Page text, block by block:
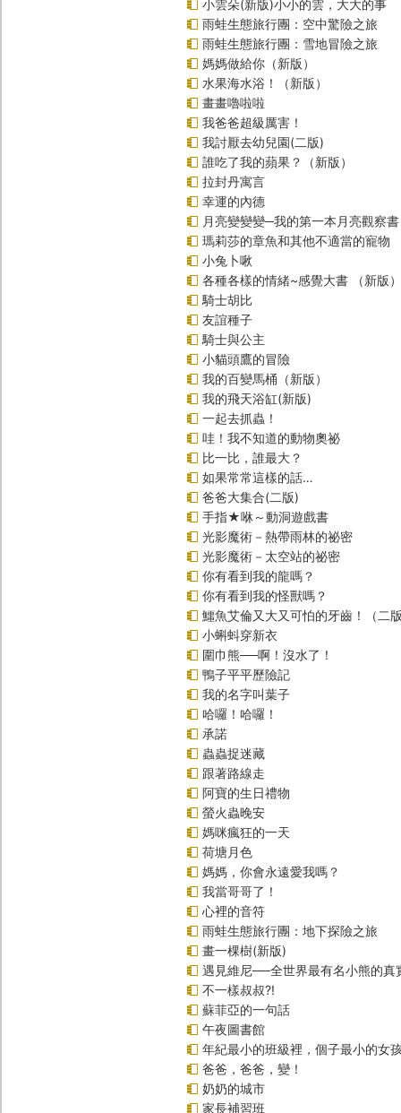
小雲朵(新版)小小的雲，大大的事
雨蛙生態旅行團：空中驚險之旅
雨蛙生態旅行團：雪地冒險之旅
媽媽做給你（新版）
水果海水浴！（新版）
畫畫嚕啦啦
我爸爸超級厲害！
我討厭去幼兒園(二版)
誰吃了我的蘋果？（新版）
拉封丹寓言
幸運的內德
月亮變變變─我的第一本月亮觀察書
瑪莉莎的章魚和其他不適當的寵物
小兔卜啾
各種各樣的情緒~感覺大書 （新版）
騎士胡比
友誼種子
騎士與公主
小貓頭鷹的冒險
我的百變馬桶（新版）
我的飛天浴缸(新版)
一起去抓蟲！
哇！我不知道的動物奧祕
比一比，誰最大？
如果常常這樣的話…
爸爸大集合(二版)
手指★咻～動洞遊戲書
光影魔術－熱帶雨林的祕密
光影魔術－太空站的祕密
你有看到我的龍嗎？
你有看到我的怪獸嗎？
鱷魚艾倫又大又可怕的牙齒！（二
小蝌蚪穿新衣
圍巾熊──啊！沒水了！
鴨子平平歷險記
我的名字叫葉子
哈囉！哈囉！
承諾
蟲蟲捉迷藏
跟著路線走
阿寶的生日禮物
螢火蟲晚安
媽咪瘋狂的一天
荷塘月色
媽媽，你會永遠愛我嗎？
我當哥哥了！
心裡的音符
雨蛙生態旅行團：地下探險之旅
畫一棵樹(新版)
遇見維尼──全世界最有名小熊的真
不一樣叔叔?!
蘇菲亞的一句話
午夜圖書館
年紀最小的班級裡，個子最小的女
爸爸，爸爸，變！
奶奶的城市
家長補習班